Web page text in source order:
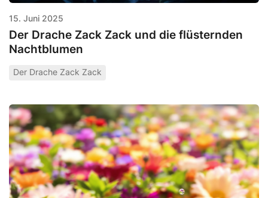
15. Juni 2025
Der Drache Zack Zack und die flüsternden
Nachtblumen
Der Drache Zack Zack